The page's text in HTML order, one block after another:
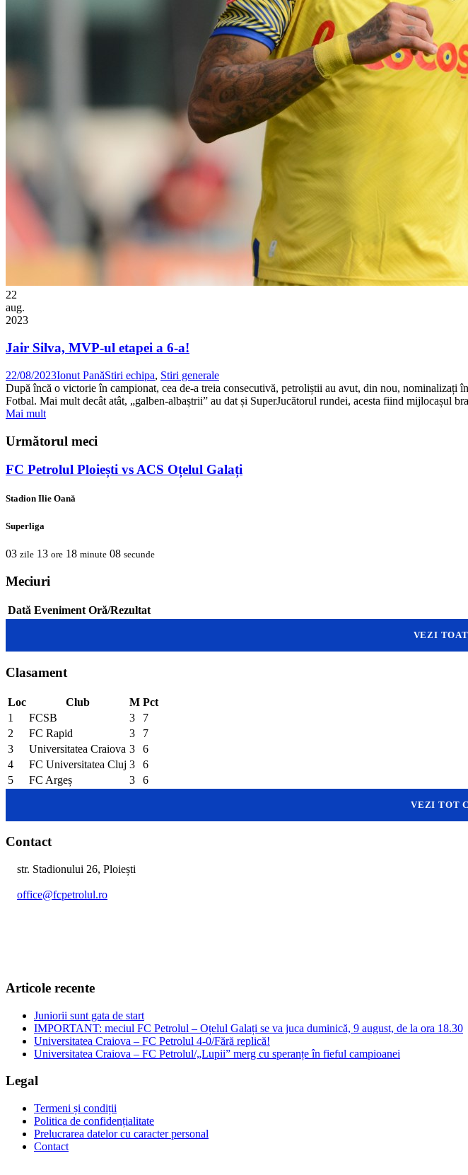
22
aug.
2023
Jair Silva, MVP-ul etapei a 6-a!
22/08/2023Ionut PanăStiri echipa, Stiri generale
După încă o victorie în campionat, cea de-a treia consecutivă, petroliștii au avut, din nou,
Fotbal. Mai mult decât atât, „galben-albaștrii” au dat și SuperJucătorul rundei, acesta fiind mijlocașul
Mai mult
Următorul meci
FC Petrolul Ploiești vs ACS Oțelul Galați
Stadion Ilie Oană
Superliga
03 zile 13 ore 18 minute 08 secunde
Meciuri
Dată Eveniment Oră/Rezultat
VEZI
Clasament
Loc Club M Pct
1
FCSB 3
7
2
FC Rapid 3
7
3
Universitatea Craiova 3
6
4
FC Universitatea Cluj 3
6
5
FC Argeș 3 6
VEZI TOT
Contact
str. Stadionului 26, Ploiești
office@fcpetrolul.ro
Articole recente
Juniorii sunt gata de start
IMPORTANT: meciul FC Petrolul – Oțelul Galați se va juca duminică, 9 august, de la ora 18.30
Universitatea Craiova – FC Petrolul 4-0/Fără replică!
Universitatea Craiova – FC Petrolul/„Lupii” merg cu speranțe în fieful campioanei
Legal
Termeni și condiții
Politica de confidențialitate
Prelucrarea datelor cu caracter personal
Contact